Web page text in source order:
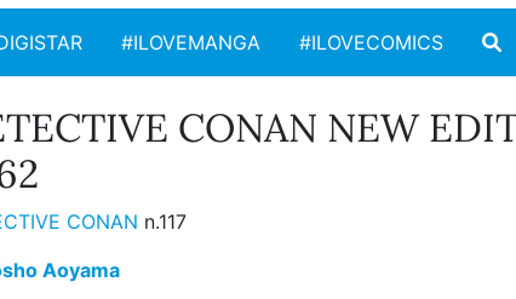
#ILOVEMANGA #ILOVECOMICS
CONAN NEW
CONAN n.117
Aoyama